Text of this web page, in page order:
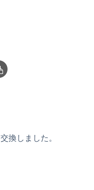
換しました。